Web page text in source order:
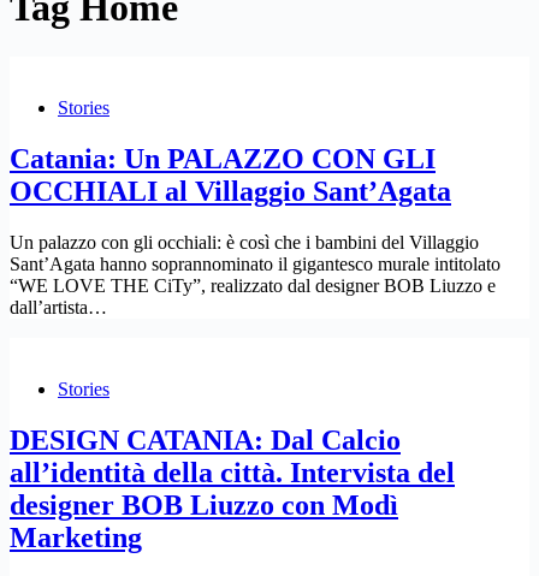
Stories
Catania: Un PALAZZO CON GLI
OCCHIALI al Villaggio Sant’Agata​
Un palazzo con gli occhiali: è così che i bambini del Villaggio
Sant’Agata hanno soprannominato il gigantesco murale intitolato
“WE LOVE THE CiTy”, realizzato dal designer BOB Liuzzo e
dall’artista…
Stories
DESIGN CATANIA: Dal Calcio
all’identità della città. Intervista del
designer BOB Liuzzo con Modì
Marketing